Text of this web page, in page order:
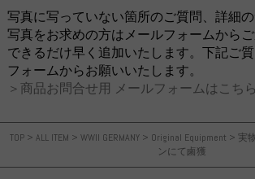
TOP> ALL ITEM > WWII GERMANY> Original Equipment > 実
ンにて鹵獲
写真に写っていない箇所のご質問、詳細
写真をお求めの方はメールフォームからご
できるだけ早く追加いたします。下記ご
フォームからお願いいたします。
＞商品お問合せ用 メールフォームはこちら